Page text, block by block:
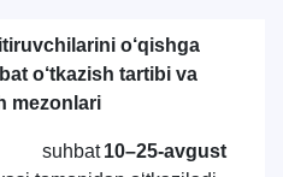
о‘qishga
о‘tkazish tartibi va
mezonlari
suhbat10–25-avgust
4. Suhbat (magistr) (5)